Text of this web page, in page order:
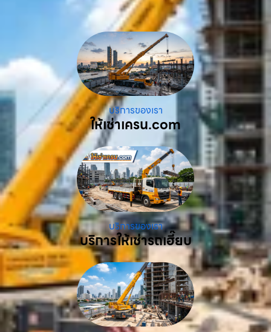
บริการของเรา
ให้เช่าเครน.com
บริการของเรา
บริการให้เช่ารถเฮี๊ยบ